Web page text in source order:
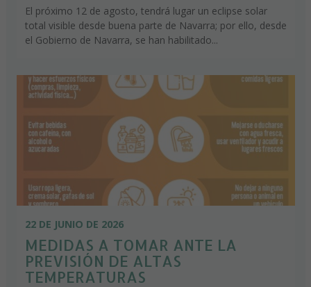
El próximo 12 de agosto, tendrá lugar un eclipse solar
total visible desde buena parte de Navarra; por ello, desde
el Gobierno de Navarra, se han habilitado...
22 DE JUNIO DE 2026
MEDIDAS A TOMAR ANTE LA
PREVISIÓN DE ALTAS
TEMPERATURAS